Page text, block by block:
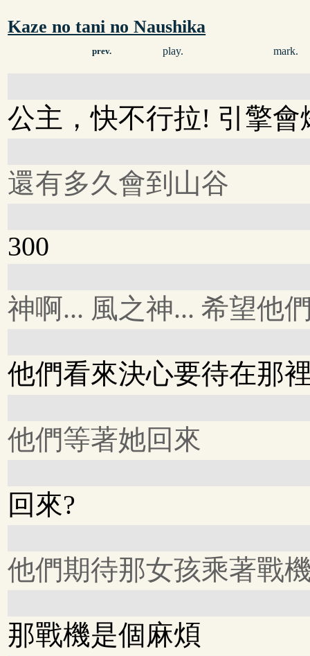
Kaze no tani no Naushika
prev. play. mark.
公主，快不行拉! 引擎會
還有多久會到山谷
300
神啊... 風之神... 希望他
他們看來決心要待在那
他們等著她回來
回來?
他們期待那女孩乘著戰
那戰機是個麻煩